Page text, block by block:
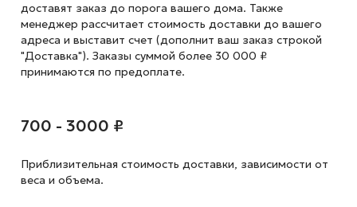
доставят заказ до порога вашего дома. Также
менеджер рассчитает стоимость доставки до вашего
адреса и выставит счет (дополнит ваш заказ строкой
"Доставка"). Заказы суммой более 30 000 ₽
принимаются по предоплате.
700 - 3000 ₽
Приблизительная стоимость доставки, зависимости от
веса и объема.